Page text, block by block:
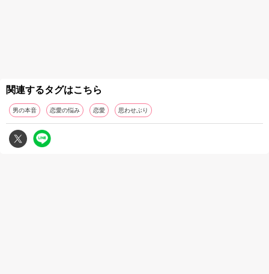
関連するタグはこちら
男の本音 恋愛の悩み 恋愛 思わせぶり